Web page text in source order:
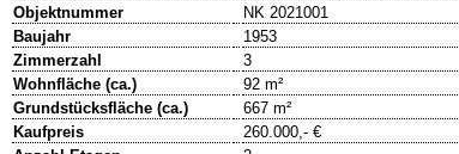
Objektnummer
NK 2021001
Baujahr
1953
Zimmerzahl
3
Wohnfläche (ca.)
92 m²
Grundstücksfläche (ca.)
667 m²
Kaufpreis
260.000,- €